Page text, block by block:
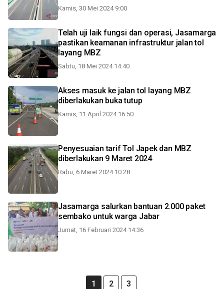
Kamis, 30 Mei 2024 9:00
Telah uji laik fungsi dan operasi, Jasamarga
pastikan keamanan infrastruktur jalan tol
layang MBZ
Sabtu, 18 Mei 2024 14:40
Akses masuk ke jalan tol layang MBZ
diberlakukan buka tutup
Kamis, 11 April 2024 16:50
Penyesuaian tarif Tol Japek dan MBZ
diberlakukan 9 Maret 2024
Rabu, 6 Maret 2024 10:28
Jasamarga salurkan bantuan 2.000 paket
sembako untuk warga Jabar
Jumat, 16 Februari 2024 14:36
1 2 3